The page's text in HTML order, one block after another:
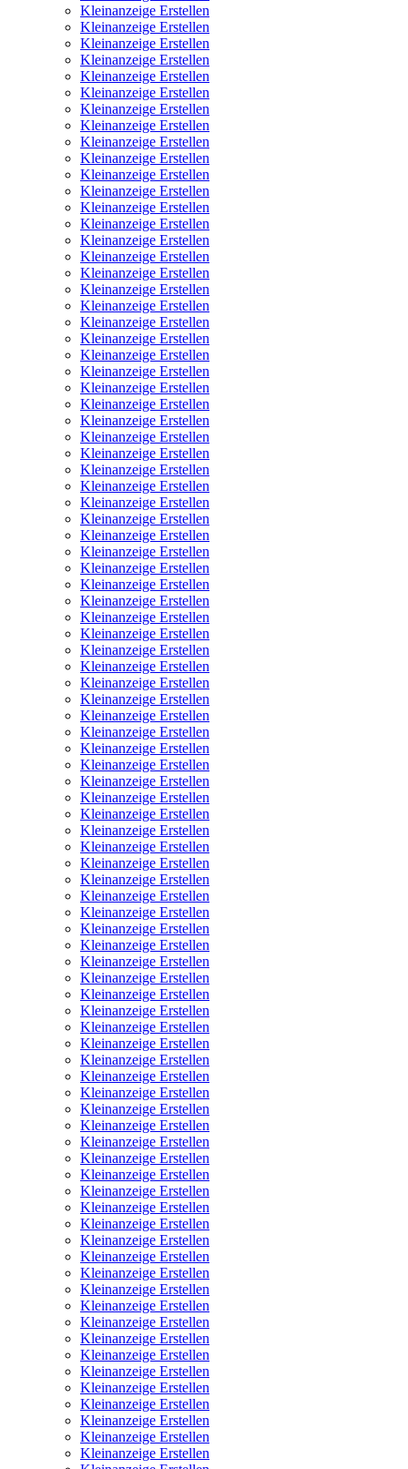
Kleinanzeige Erstellen
Kleinanzeige Erstellen
Kleinanzeige Erstellen
Kleinanzeige Erstellen
Kleinanzeige Erstellen
Kleinanzeige Erstellen
Kleinanzeige Erstellen
Kleinanzeige Erstellen
Kleinanzeige Erstellen
Kleinanzeige Erstellen
Kleinanzeige Erstellen
Kleinanzeige Erstellen
Kleinanzeige Erstellen
Kleinanzeige Erstellen
Kleinanzeige Erstellen
Kleinanzeige Erstellen
Kleinanzeige Erstellen
Kleinanzeige Erstellen
Kleinanzeige Erstellen
Kleinanzeige Erstellen
Kleinanzeige Erstellen
Kleinanzeige Erstellen
Kleinanzeige Erstellen
Kleinanzeige Erstellen
Kleinanzeige Erstellen
Kleinanzeige Erstellen
Kleinanzeige Erstellen
Kleinanzeige Erstellen
Kleinanzeige Erstellen
Kleinanzeige Erstellen
Kleinanzeige Erstellen
Kleinanzeige Erstellen
Kleinanzeige Erstellen
Kleinanzeige Erstellen
Kleinanzeige Erstellen
Kleinanzeige Erstellen
Kleinanzeige Erstellen
Kleinanzeige Erstellen
Kleinanzeige Erstellen
Kleinanzeige Erstellen
Kleinanzeige Erstellen
Kleinanzeige Erstellen
Kleinanzeige Erstellen
Kleinanzeige Erstellen
Kleinanzeige Erstellen
Kleinanzeige Erstellen
Kleinanzeige Erstellen
Kleinanzeige Erstellen
Kleinanzeige Erstellen
Kleinanzeige Erstellen
Kleinanzeige Erstellen
Kleinanzeige Erstellen
Kleinanzeige Erstellen
Kleinanzeige Erstellen
Kleinanzeige Erstellen
Kleinanzeige Erstellen
Kleinanzeige Erstellen
Kleinanzeige Erstellen
Kleinanzeige Erstellen
Kleinanzeige Erstellen
Kleinanzeige Erstellen
Kleinanzeige Erstellen
Kleinanzeige Erstellen
Kleinanzeige Erstellen
Kleinanzeige Erstellen
Kleinanzeige Erstellen
Kleinanzeige Erstellen
Kleinanzeige Erstellen
Kleinanzeige Erstellen
Kleinanzeige Erstellen
Kleinanzeige Erstellen
Kleinanzeige Erstellen
Kleinanzeige Erstellen
Kleinanzeige Erstellen
Kleinanzeige Erstellen
Kleinanzeige Erstellen
Kleinanzeige Erstellen
Kleinanzeige Erstellen
Kleinanzeige Erstellen
Kleinanzeige Erstellen
Kleinanzeige Erstellen
Kleinanzeige Erstellen
Kleinanzeige Erstellen
Kleinanzeige Erstellen
Kleinanzeige Erstellen
Kleinanzeige Erstellen
Kleinanzeige Erstellen
Kleinanzeige Erstellen
Kleinanzeige Erstellen